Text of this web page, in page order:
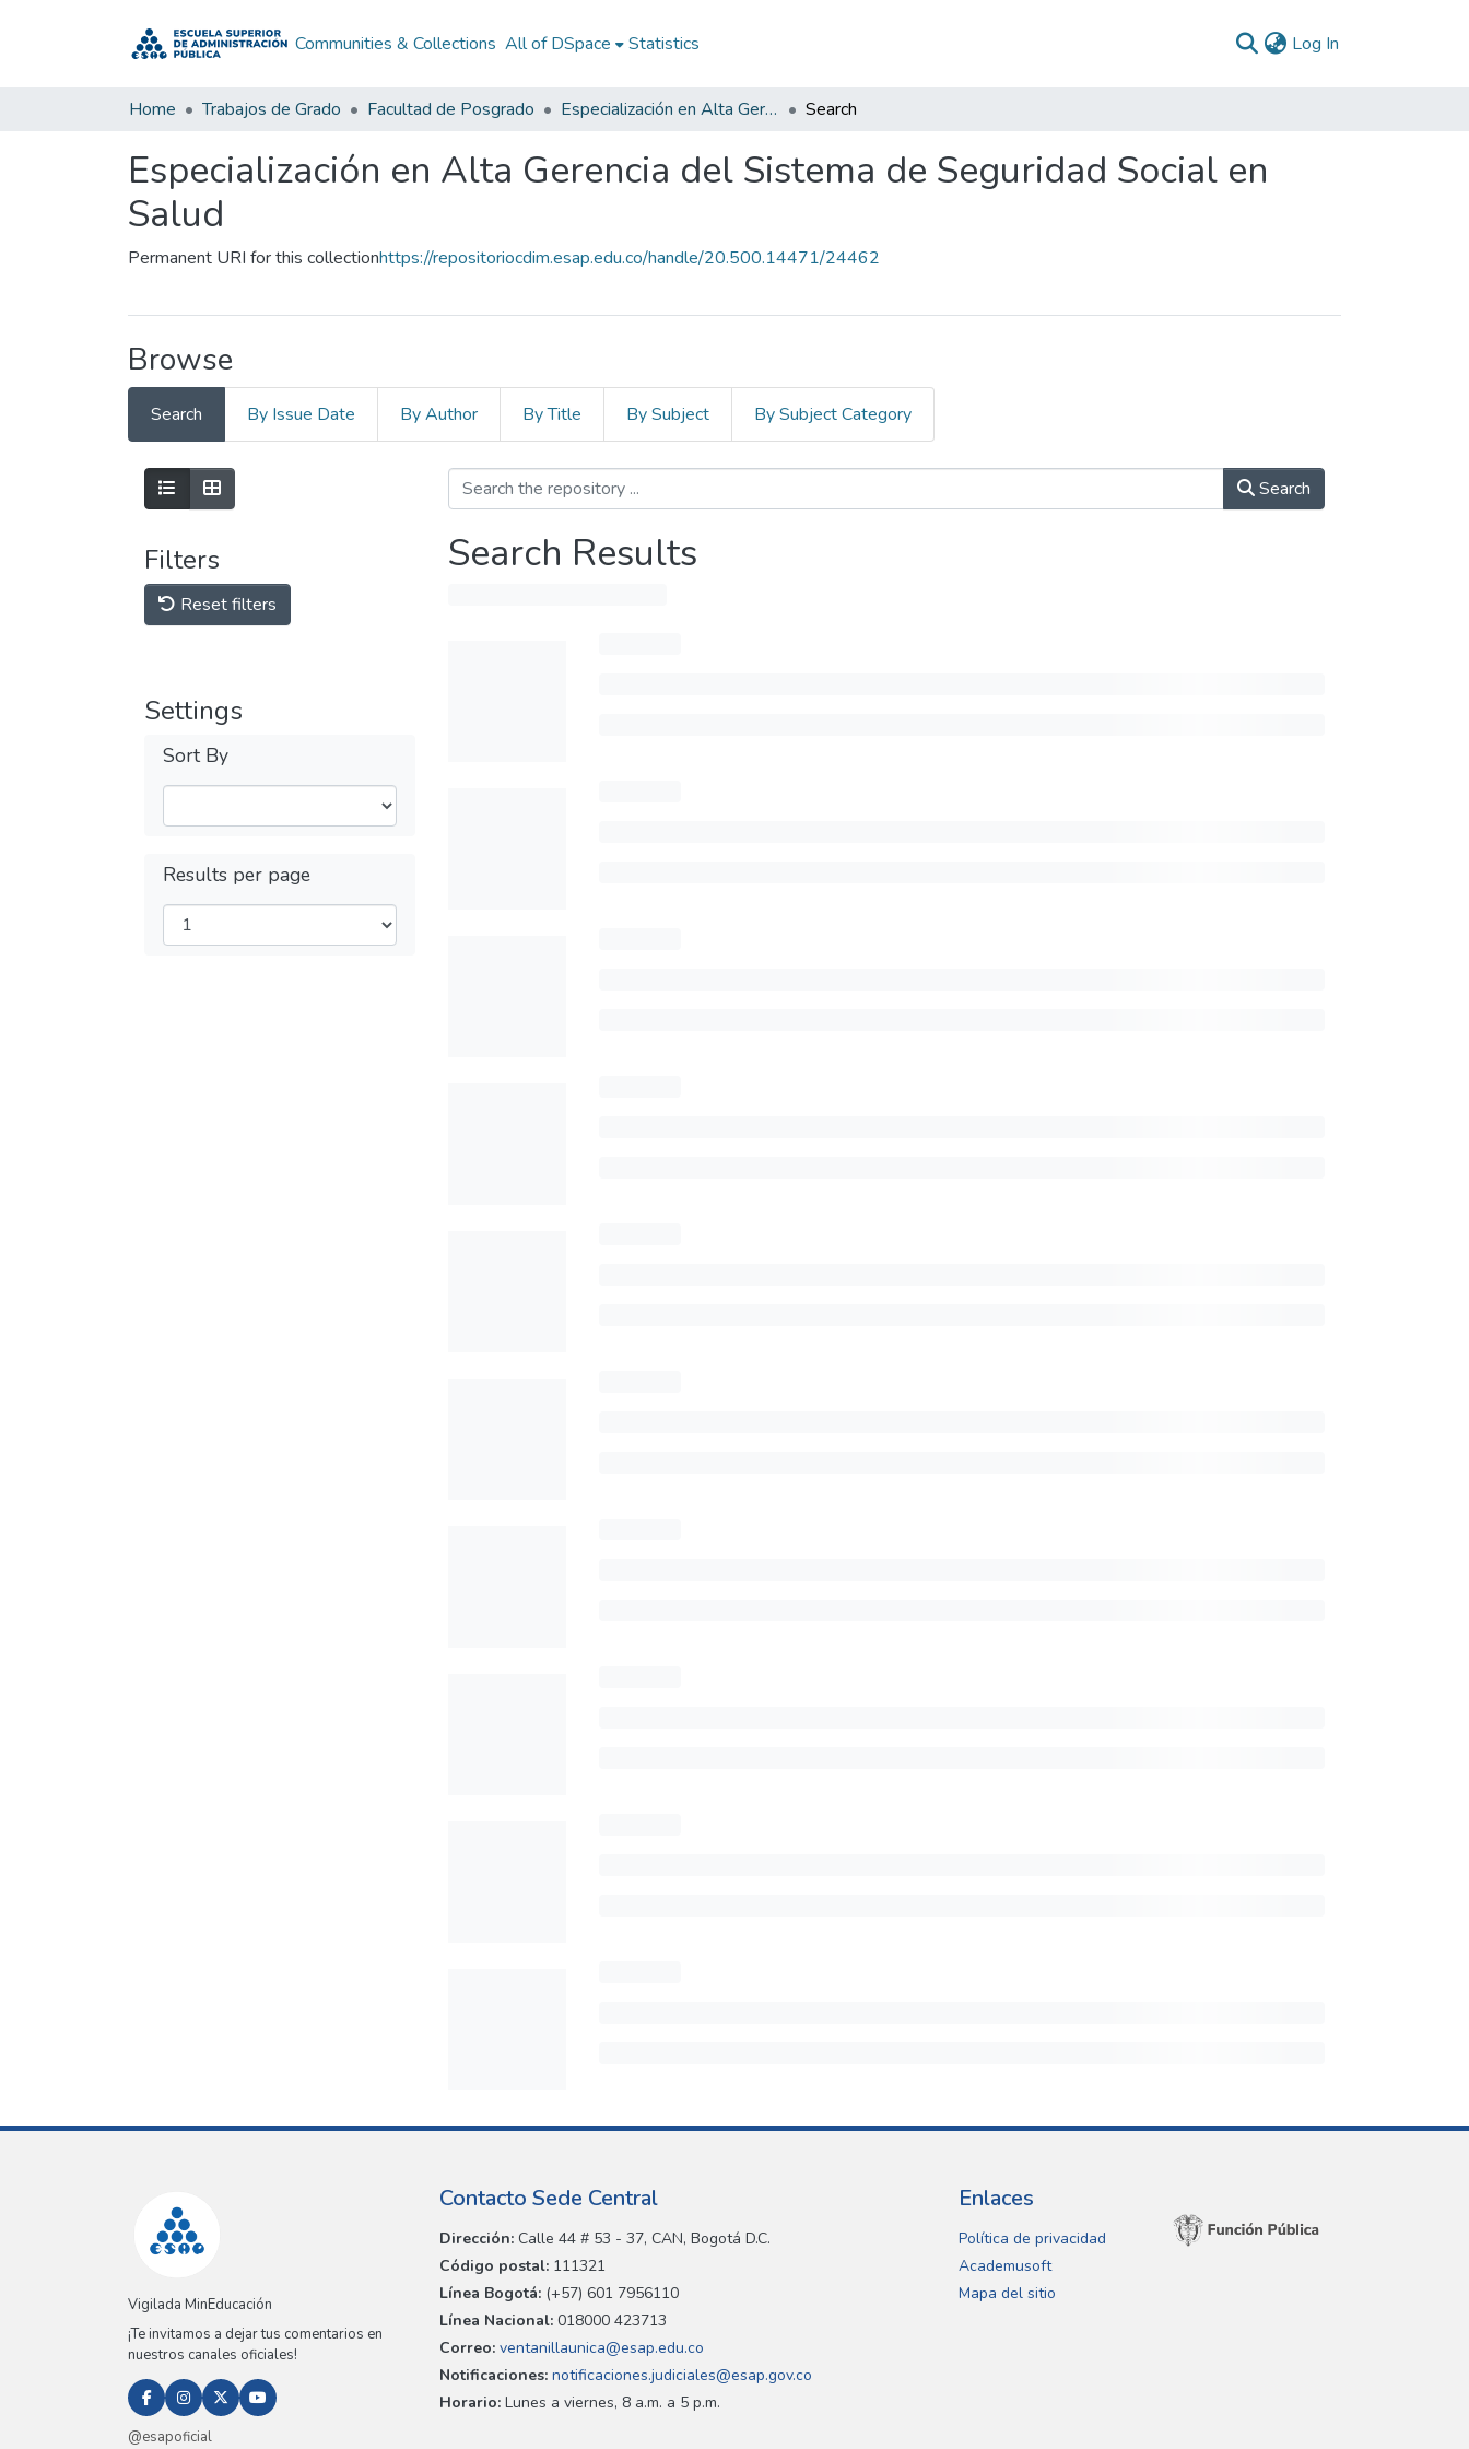
Communities & Collections All of DSpace Statistics Log In
Home Trabajos de Grado Facultad de Posgrado Especialización en Alta Gerencia del Sistema de Seguridad Social en Salud Search
Especialización en Alta Gerencia del Sistema de Seguridad Social en
Salud
Permanent URI for this collectionhttps://repositoriocdim.esap.edu.co/handle/20.500.14471/24462
Browse
Search By Issue Date By Author By Title By Subject By Subject Category
Filters
Reset filters
Settings
Sort By
Results per page
Search
Search Results
Vigilada MinEducación
¡Te invitamos a dejar tus comentarios en
nuestros canales oficiales!
@esapoficial
Contacto Sede Central
Dirección: Calle 44 # 53 - 37, CAN, Bogotá D.C.
Código postal: 111321
Línea Bogotá: (+57) 601 7956110
Línea Nacional: 018000 423713
Correo: ventanillaunica@esap.edu.co
Notificaciones: notificaciones.judiciales@esap.gov.co
Horario: Lunes a viernes, 8 a.m. a 5 p.m.
Enlaces
Política de privacidad
Academusoft
Mapa del sitio